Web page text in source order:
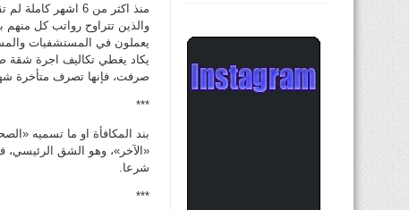
منذ اكثر من 6
يعملون في المستشفيات
يكاد يغطي تكاليف اجرة شقة
صرفت، فإنها تصرف متأخرة شهرين
***
بند المكافأة او ما تسميه
«الآخر»، وهو الشق الرئيسي،
شرعا.
***